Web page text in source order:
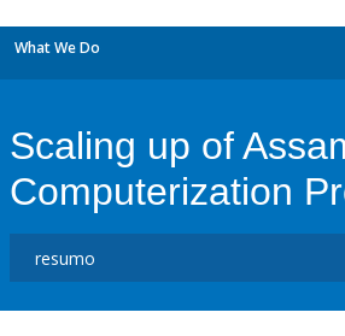
What We Do
Scaling up of
Computerization